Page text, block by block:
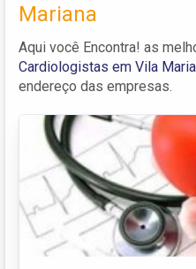
Mariana
Aqui você Encontra! as
Cardiologistas em Vila
endereço das empresas.